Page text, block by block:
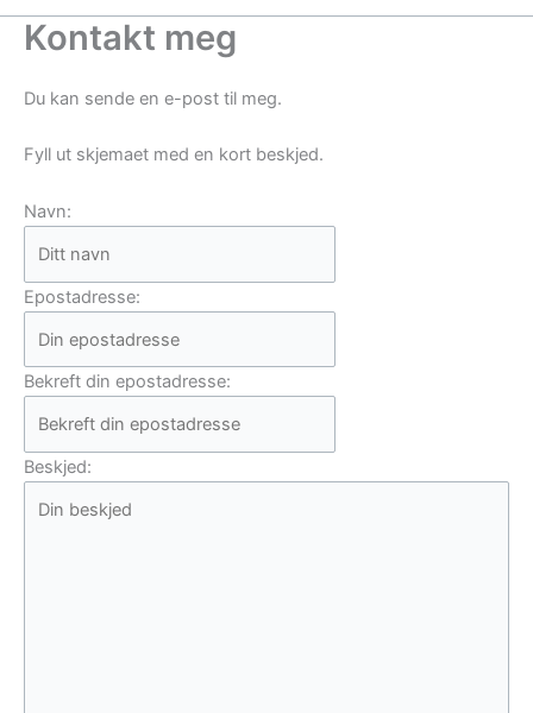
Kontakt meg
Du kan sende en e-post til meg.
Fyll ut skjemaet med en kort beskjed.
Navn:
Epostadresse:
Bekreft din epostadresse:
Beskjed: